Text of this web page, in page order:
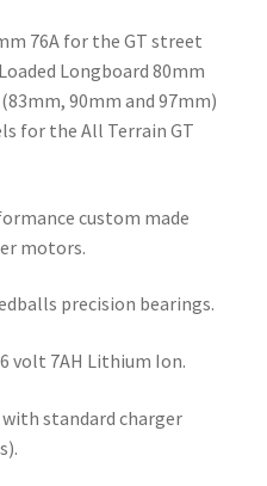
76A for the GT street
Longboard 80mm
90mm and 97mm)
for the All Terrain GT
custom made
motors.
precision bearings.
volt 7AH Lithium Ion.
with standard charger